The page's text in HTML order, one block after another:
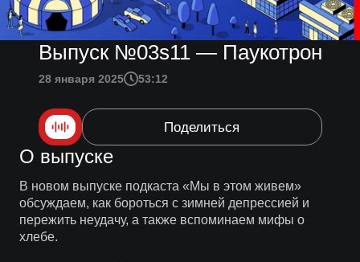
Выпуск №03s11 — Паукотрон
28 января 2025 53:12
Поделиться
О выпуске
В новом выпуске подкаста «Мы в этом живем»
обсуждаем, как бороться с зимней депрессией и
пережить неудачу, а также вспоминаем мифы о
хлебе.